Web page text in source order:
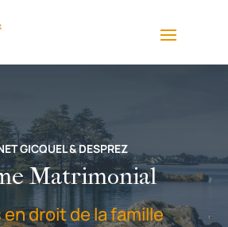
GICQUEL & DESPREZ
Matrimonial
droit de la famille